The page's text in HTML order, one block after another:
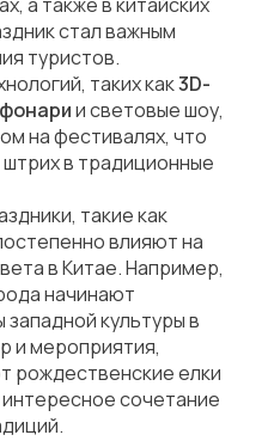
стал важным
туристов.
таких как3D-
и световые шоу,
на фестивалях, что
в традиционные
такие как
влияют на
в Китае. Например,
начинают
культуры в
и мероприятия,
рождественские елки
сочетание